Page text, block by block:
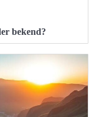
bekend?